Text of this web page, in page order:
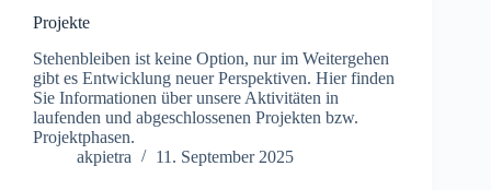
Projekte
Stehenbleiben ist keine Option, nur im Weitergehen
gibt es Entwicklung neuer Perspektiven. Hier finden
Sie Informationen über unsere Aktivitäten in
laufenden und abgeschlossenen Projekten bzw.
Projektphasen.
akpietra
11. September 2025